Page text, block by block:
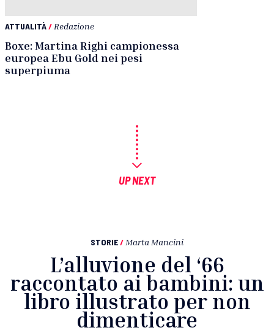
ATTUALITÀ/ Redazione
Boxe: Martina Righi campionessa
europea Ebu Gold nei pesi
superpiuma
UP NEXT
STORIE/ Marta Mancini
L’alluvione del ‘66
raccontato ai bambini: un
libro illustrato per non
dimenticare